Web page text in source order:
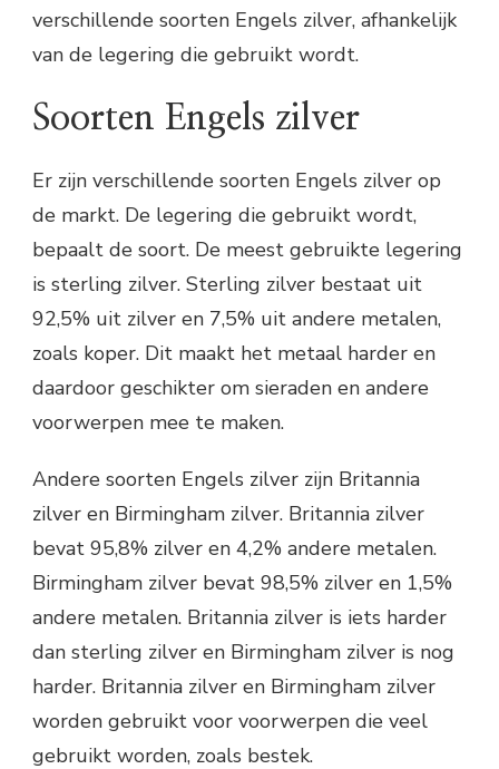
verschillende soorten Engels zilver, afhankelijk
van de legering die gebruikt wordt.
Soorten Engels zilver
Er zijn verschillende soorten Engels zilver op
de markt. De legering die gebruikt wordt,
bepaalt de soort. De meest gebruikte legering
is sterling zilver. Sterling zilver bestaat uit
92,5% uit zilver en 7,5% uit andere metalen,
zoals koper. Dit maakt het metaal harder en
daardoor geschikter om sieraden en andere
voorwerpen mee te maken.
Andere soorten Engels zilver zijn Britannia
zilver en Birmingham zilver. Britannia zilver
bevat 95,8% zilver en 4,2% andere metalen.
Birmingham zilver bevat 98,5% zilver en 1,5%
andere metalen. Britannia zilver is iets harder
dan sterling zilver en Birmingham zilver is nog
harder. Britannia zilver en Birmingham zilver
worden gebruikt voor voorwerpen die veel
gebruikt worden, zoals bestek.